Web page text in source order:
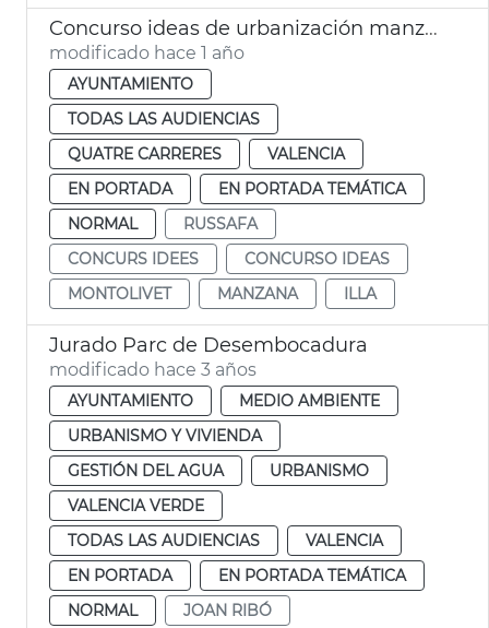
Concurso ideas de urbanización manzana de Montolivet
modificado hace 1 año
AYUNTAMIENTO
TODAS LAS AUDIENCIAS
QUATRE CARRERES
VALENCIA
EN PORTADA
EN PORTADA TEMÁTICA
NORMAL
RUSSAFA
CONCURS IDEES
CONCURSO IDEAS
MONTOLIVET
MANZANA ILLA
Jurado Parc de Desembocadura
modificado hace 3 años
AYUNTAMIENTO
MEDIO AMBIENTE
URBANISMO Y VIVIENDA
GESTIÓN DEL AGUA
URBANISMO
VALENCIA VERDE
TODAS LAS AUDIENCIAS
VALENCIA
EN PORTADA
EN PORTADA TEMÁTICA
NORMAL
JOAN RIBÓ